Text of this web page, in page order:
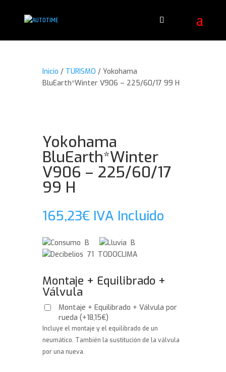
Inicio / TURISMO / Yokohama
BluEarth*Winter V906 – 225/60/17 99 H
Yokohama
BluEarth*Winter
V906 – 225/60/17
99 H
165,23€ IVA Incluido
B
B
71 TODOCLIMA
Montaje + Equilibrado +
Válvula
Montaje + Equilibrado + Válvula por
rueda(+18,15€)
Incluye el montaje y el equilibrado de un
neumático. También la sustitución de la válvula
por una nueva.